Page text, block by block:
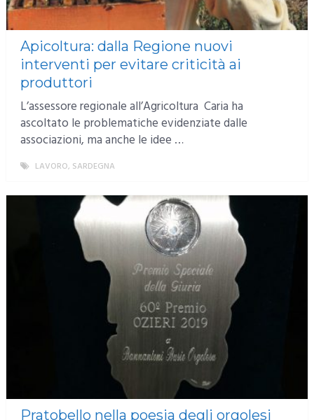
Apicoltura: dalla Regione nuovi
interventi per evitare criticità ai
produttori
L’assessore regionale all’Agricoltura Caria ha
ascoltato le problematiche evidenziate dalle
associazioni, ma anche le idee …
LAVORO, SARDEGNA
Pratobello nella poesia degli orgolesi